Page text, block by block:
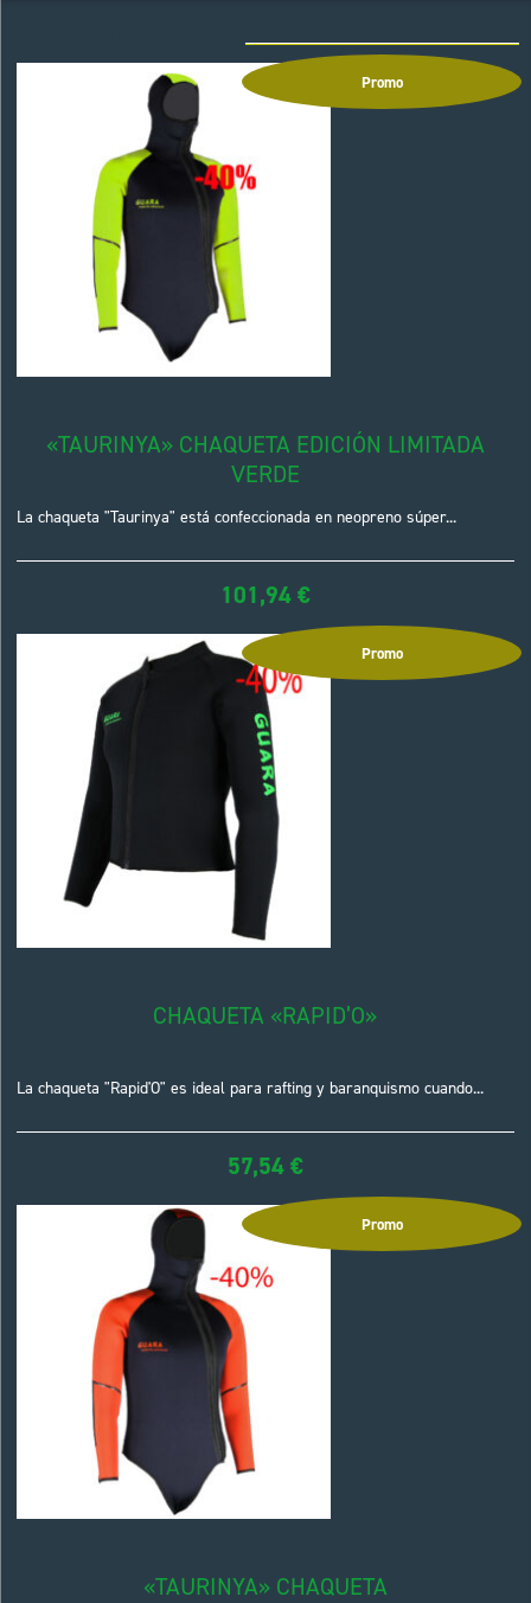
Promo
«TAURINYA» CHAQUETA EDICIÓN LIMITADA
VERDE
La chaqueta "Taurinya" está confeccionada en neopreno súper...
101,94€
Promo
CHAQUETA «RAPID’O»
La chaqueta "Rapid'O" es ideal para rafting y baranquismo cuando...
57,54€
Promo
«TAURINYA» CHAQUETA